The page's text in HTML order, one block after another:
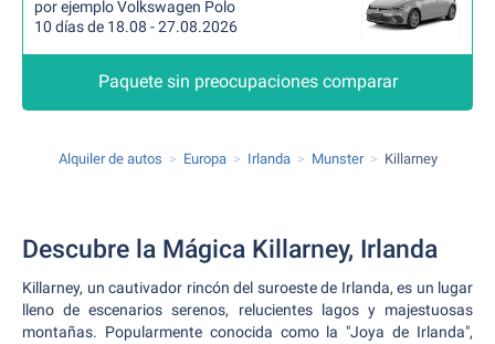
por ejemplo Volkswagen Polo
10 días de 18.08 - 27.08.2026
Paquete sin preocupaciones comparar
Alquiler de autos Europa Irlanda Munster Killarney
Descubre la Mágica Killarney, Irlanda
Killarney, un cautivador rincón del suroeste de Irlanda, es un lugar
lleno de escenarios serenos, relucientes lagos y majestuosas
montañas. Popularmente conocida como la "Joya de Irlanda",